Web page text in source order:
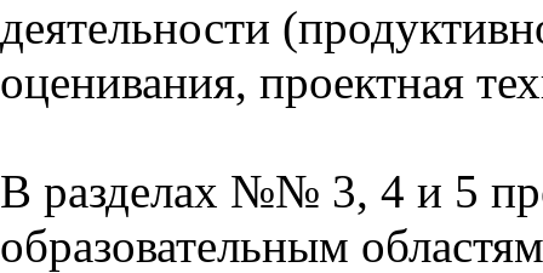
деятельности
оценивания, проектная
В разделах №№ 3, 4 и 5
образовательным